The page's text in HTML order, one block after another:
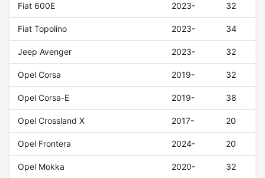
Fiat 600E 2023- 32
Fiat Topolino 2023- 34
Jeep Avenger 2023- 32
Opel Corsa 2019- 32
Opel Corsa-E 2019- 38
Opel Crossland X 2017- 20
Opel Frontera 2024- 20
Opel Mokka 2020- 32